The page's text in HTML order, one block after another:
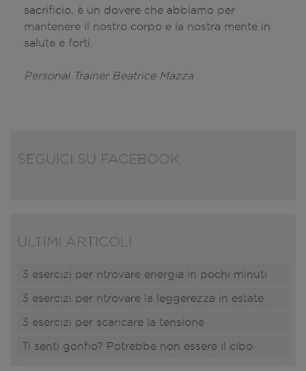
sacrificio, è un dovere che abbiamo per
mantenere il nostro corpo e la nostra mente in
salute e forti.
Personal Trainer Beatrice Mazza
SEGUICI SU FACEBOOK
ULTIMI ARTICOLI
3 esercizi per ritrovare energia in pochi minuti
3 esercizi per ritrovare la leggerezza in estate
3 esercizi per scaricare la tensione
Ti senti gonfio? Potrebbe non essere il cibo